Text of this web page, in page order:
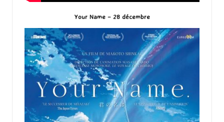
Your Name – 28 décembre